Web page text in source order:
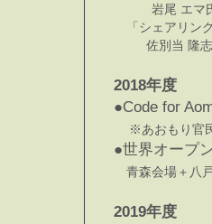
岩尾 エマ氏
「シェアリン
佐別当 隆志
2018年度
●Code for
※あおもり官
●世界オープ
青森会場＋八
2019年度